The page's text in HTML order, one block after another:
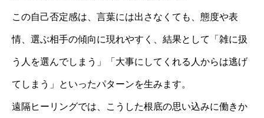
この自己否定感は、言葉には出さなくても、態度や表
情、選ぶ相手の傾向に現れやすく、結果として「雑に扱
う人を選んでしまう」「大事にしてくれる人からは逃げ
てしまう」といったパターンを生みます。
遠隔ヒーリングでは、こうした根底の思い込みに働きか